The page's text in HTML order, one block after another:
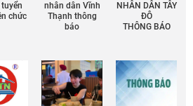
chức
nhân dân Vĩnh
Thạnh thông
báo
NHÂN DÂN TÂY
ĐÔ
THÔNG BÁO